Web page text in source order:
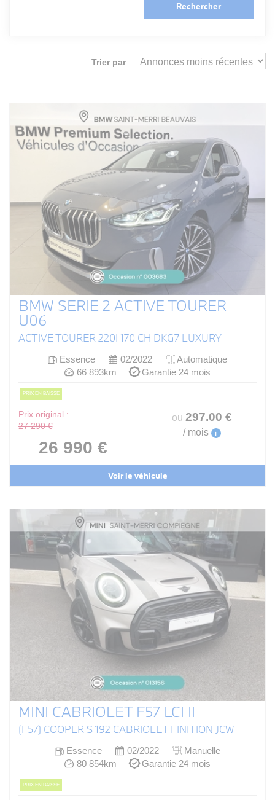
Rechercher
Trier par
BMW SERIE 2 ACTIVE TOURER
U06
ACTIVE TOURER 220I 170 CH DKG7 LUXURY
Essence 02/2022
Automatique
66 893km
Garantie 24 mois
PRIX EN BAISSE
Prix original :
27 290 €
26 990 €
ou 297.00 €
/ mois i
Voir le véhicule
MINI CABRIOLET F57 LCI II
(F57) COOPER S 192 CABRIOLET FINITION JCW
Essence 02/2022
Manuelle
80 854km
Garantie 24 mois
PRIX EN BAISSE